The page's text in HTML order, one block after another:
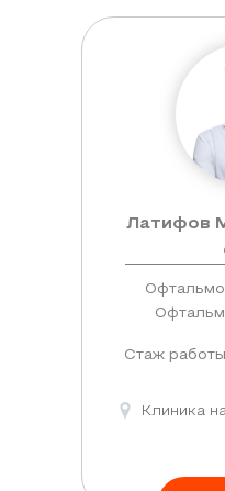
Латифов
Стаж
Клиника